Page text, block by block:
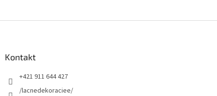
Kontakt
+421 911 644 427
/lacnedekoraciee/